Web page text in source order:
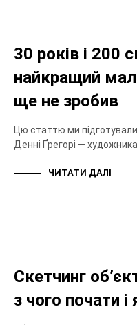
30 років і 200
найкращий
ще не зробив
Цю статтю ми
Денні Ґрегорі —
ЧИТАТИ ДАЛІ
Скетчинг
з чого почати